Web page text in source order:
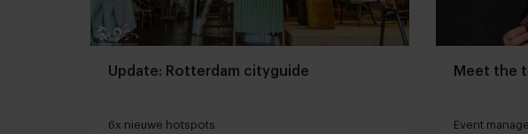
Update: Rotterdam cityguide
6x nieuwe hotspots
Meet the
Event